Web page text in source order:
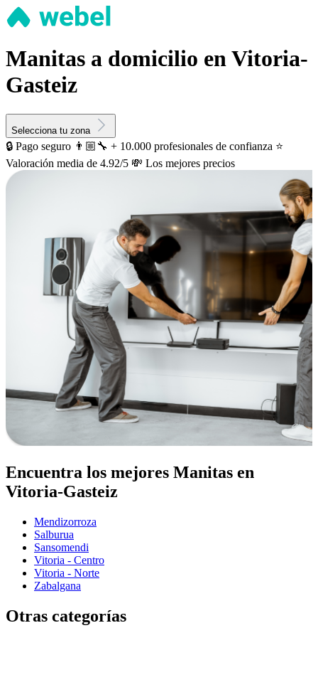
Manitas a domicilio en Vitoria-
Gasteiz
Selecciona tu zona
🔒 Pago seguro 👨🏼‍🔧 + 10.000 profesionales de confianza ⭐️
Valoración media de 4.92/5 💸 Los mejores precios
Encuentra los mejores Manitas en
Vitoria-Gasteiz
Mendizorroza
Salburua
Sansomendi
Vitoria - Centro
Vitoria - Norte
Zabalgana
Otras categorías